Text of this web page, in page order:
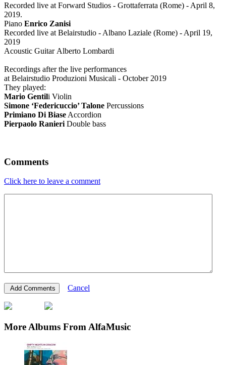
Recorded live at Forward Studios - Grottaferrata (Rome) - April 8,
2019.
Piano Enrico Zanisi
Recorded live at Belairstudio - Albano Laziale (Rome) - April 19,
2019
Acoustic Guitar Alberto Lombardi
Recordings after the live performances
at Belairstudio Produzioni Musicali - October 2019
They played:
Mario Gentili Violin
Simone ‘Federicuccio’ Talone Percussions
Primiano Di Biase Accordion
Pierpaolo Ranieri Double bass
Comments
Click here to leave a comment
Cancel
More Albums From AlfaMusic